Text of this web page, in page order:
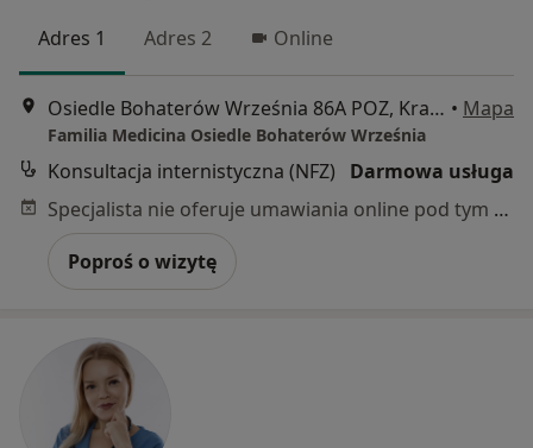
Adres 1 Adres 2 Online
Osiedle Bohaterów Września 86A POZ, Kraków • Mapa
Familia Medicina Osiedle Bohaterów Września
Konsultacja internistyczna (NFZ)
Darmowa usługa
Specjalista nie oferuje umawiania online pod tym adresem.
Poproś o wizytę